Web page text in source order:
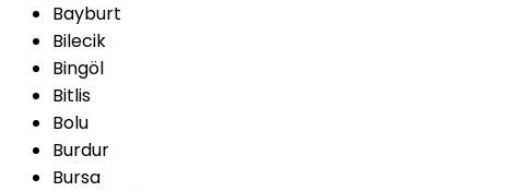
Bayburt
Bilecik
Bingöl
Bitlis
Bolu
Burdur
Bursa